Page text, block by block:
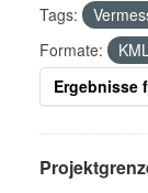
Tags:
Formate:
Ergebnisse